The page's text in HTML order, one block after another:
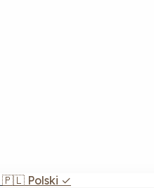
🇵🇱 Polski ✓